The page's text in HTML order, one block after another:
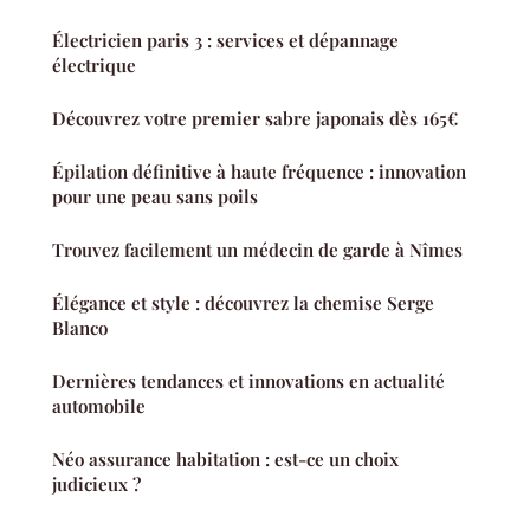
Électricien paris 3 : services et dépannage
électrique
Découvrez votre premier sabre japonais dès 165€
Épilation définitive à haute fréquence : innovation
pour une peau sans poils
Trouvez facilement un médecin de garde à Nîmes
Élégance et style : découvrez la chemise Serge
Blanco
Dernières tendances et innovations en actualité
automobile
Néo assurance habitation : est-ce un choix
judicieux ?